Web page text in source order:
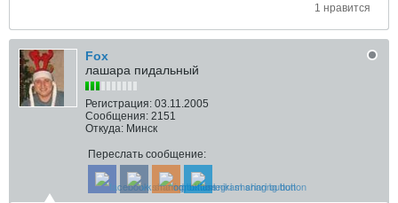
1 нравится
Fox
лашара пидальный
Регистрация: 03.11.2005
Сообщения: 2151
Откуда: Минск
Переслать сообщение: